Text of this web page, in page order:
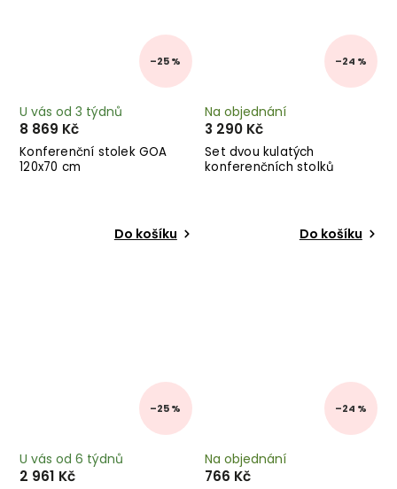
–25 %
Konferenční stolek GOA
120x70 cm
U vás od 3 týdnů
8 869 Kč
Do košíku
–24 %
Set dvou kulatých
konferenčních stolků
Na objednání
3 290 Kč
Do košíku
–25 %
U vás od 6 týdnů
2 961 Kč
–24 %
Na objednání
766 Kč